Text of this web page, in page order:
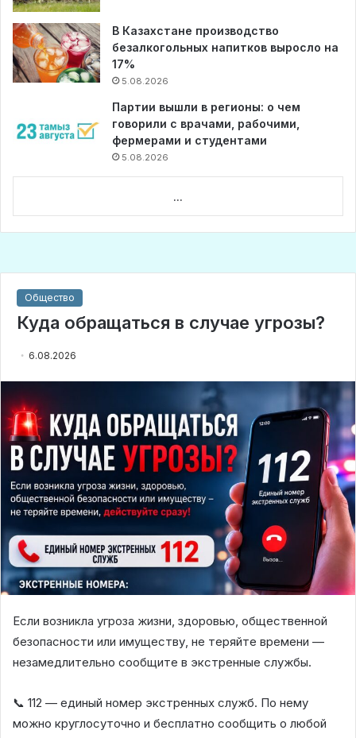
В Казахстане производство
безалкогольных напитков выросло на
17%
5.08.2026
Партии вышли в регионы: о чем
говорили с врачами, рабочими,
фермерами и студентами
5.08.2026
...